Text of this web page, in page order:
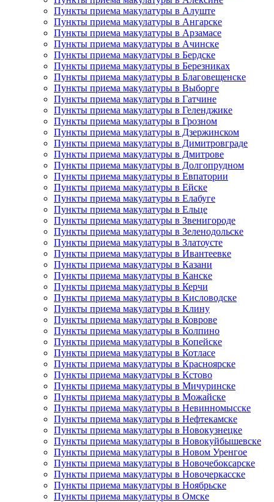
Пункты приема макулатуры в Алуште
Пункты приема макулатуры в Ангарске
Пункты приема макулатуры в Арзамасе
Пункты приема макулатуры в Ачинске
Пункты приема макулатуры в Бердске
Пункты приема макулатуры в Березниках
Пункты приема макулатуры в Благовещенске
Пункты приема макулатуры в Выборге
Пункты приема макулатуры в Гатчине
Пункты приема макулатуры в Геленджике
Пункты приема макулатуры в Грозном
Пункты приема макулатуры в Дзержинском
Пункты приема макулатуры в Димитровграде
Пункты приема макулатуры в Дмитрове
Пункты приема макулатуры в Долгопрудном
Пункты приема макулатуры в Евпатории
Пункты приема макулатуры в Ейске
Пункты приема макулатуры в Елабуге
Пункты приема макулатуры в Ельце
Пункты приема макулатуры в Звенигороде
Пункты приема макулатуры в Зеленодольске
Пункты приема макулатуры в Златоусте
Пункты приема макулатуры в Ивантеевке
Пункты приема макулатуры в Казани
Пункты приема макулатуры в Канске
Пункты приема макулатуры в Керчи
Пункты приема макулатуры в Кисловодске
Пункты приема макулатуры в Клину
Пункты приема макулатуры в Коврове
Пункты приема макулатуры в Колпино
Пункты приема макулатуры в Копейске
Пункты приема макулатуры в Котласе
Пункты приема макулатуры в Красноярске
Пункты приема макулатуры в Кстово
Пункты приема макулатуры в Мичуринске
Пункты приема макулатуры в Можайске
Пункты приема макулатуры в Невинномысске
Пункты приема макулатуры в Нефтекамске
Пункты приема макулатуры в Новокузнецке
Пункты приема макулатуры в Новокуйбышевске
Пункты приема макулатуры в Новом Уренгое
Пункты приема макулатуры в Новочебоксарске
Пункты приема макулатуры в Новочеркасске
Пункты приема макулатуры в Ноябрьске
Пункты приема макулатуры в Омске